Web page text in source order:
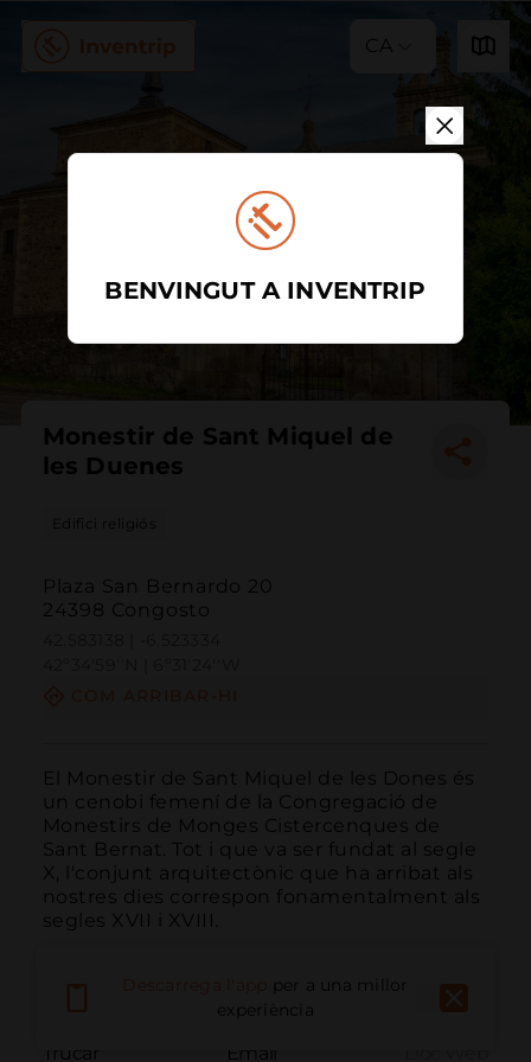
CA
Monestir de Sant Miquel de
les Duenes
Edifici religiós
Plaza San Bernardo 20
24398 Congosto
El Monestir de Sant Miquel de les Dones és
un cenobi femení de la Congregació de
Monestirs de Monges Cistercenques de
Sant Bernat. Tot i que va ser fundat al segle
X, l'conjunt arquitectònic que ha arribat als
nostres dies correspon fonamentalment als
segles XVII i XVIII.
Trucar Email
per a una millor
experiència
BENVINGUT A INVENTRIP